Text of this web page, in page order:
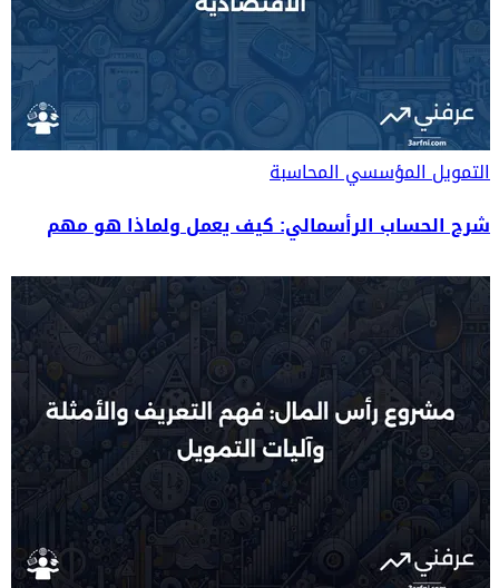
التمويل المؤسسيالمحاسبة
شرح الحساب الرأسمالي: كيف يعمل ولماذا هو مهم